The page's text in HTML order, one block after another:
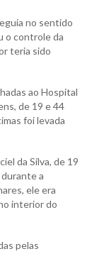
no sentido
o controle da
teria sido
ao Hospital
de 19 e 44
foi levada
da Silva, de 19
a
ele era
interior do
pelas